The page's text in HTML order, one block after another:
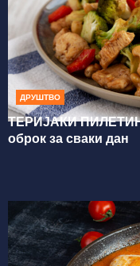
ДРУШТВО
ТЕРИЈАКИ
оброк за сваки дан